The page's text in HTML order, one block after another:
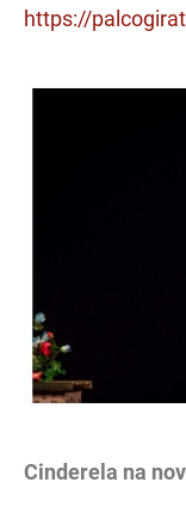
https://
Cinderela na